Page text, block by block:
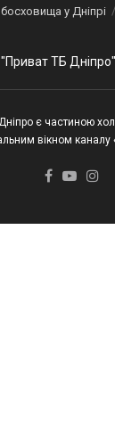
у Дніпрі
ТБ
є частиною
вікном каналу